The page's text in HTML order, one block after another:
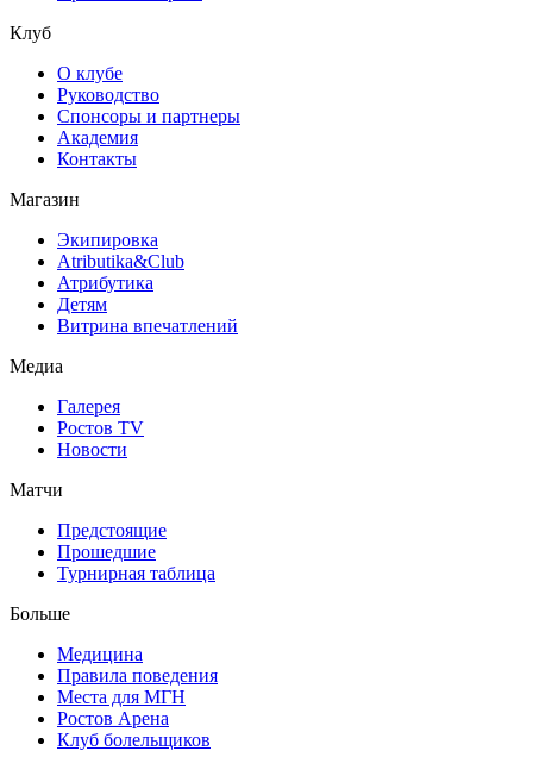
Клуб
О клубе
Руководство
Спонсоры и партнеры
Академия
Контакты
Магазин
Экипировка
Atributika&Club
Атрибутика
Детям
Витрина впечатлений
Медиа
Галерея
Ростов TV
Новости
Матчи
Предстоящие
Прошедшие
Турнирная таблица
Больше
Медицина
Правила поведения
Места для МГН
Ростов Арена
Клуб болельщиков